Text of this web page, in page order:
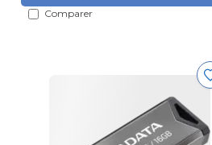
Comparer